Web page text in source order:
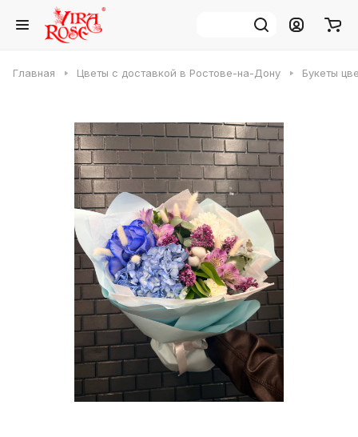
Главная Цветы с доставкой в Ростове-на-Дону Букеты